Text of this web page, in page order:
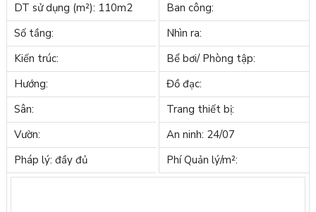
DT sử dụng (m²): 110m2
Ban công:
Số tầng:
Nhìn ra:
Kiến trúc:
Bể bơi/ Phòng tập:
Hướng:
Đồ đạc:
Sân:
Trang thiết bị:
Vườn:
An ninh: 24/07
Pháp lý: đầy đủ
Phí Quản lý/m²: